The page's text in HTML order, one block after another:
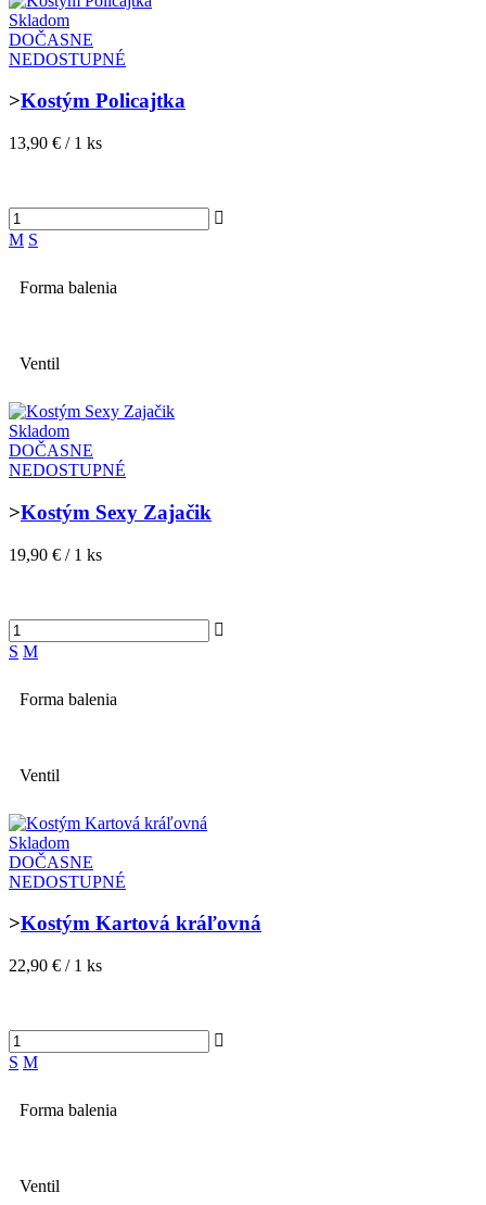
Skladom
DOČASNE
NEDOSTUPNÉ
>Kostým Policajtka
13,90 € / 1 ks
M S
Forma balenia
Ventil
Skladom
DOČASNE
NEDOSTUPNÉ
>Kostým Sexy Zajačik
19,90 € / 1 ks
S M
Forma balenia
Ventil
Skladom
DOČASNE
NEDOSTUPNÉ
>Kostým Kartová kráľovná
22,90 € / 1 ks
S M
Forma balenia
Ventil